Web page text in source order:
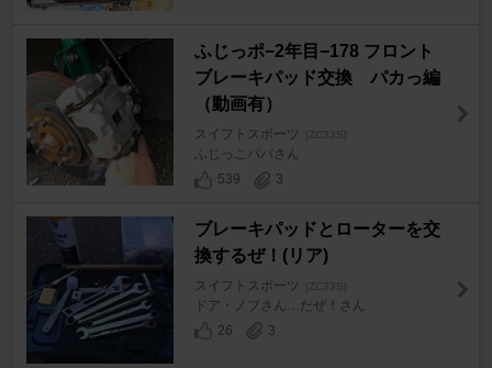
ふじっポ−2年目−178 フロント
ブレーキパッド交換 パカっ編
（動画有）
スイフトスポーツ [ZC33S]
ふじっこパパさん
539
3
ブレーキパッドとローターを交
換するぜ！(リア)
スイフトスポーツ [ZC33S]
ドア・ノブさん…だぜ！さん
26
3